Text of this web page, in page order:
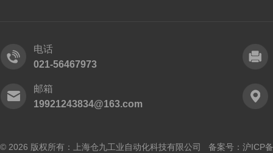
电话
021-56467973
邮箱
19921243834@163.com
© 2026 版权所有：上海仓九工业自动化科技有限公司 备案号： 沪ICP